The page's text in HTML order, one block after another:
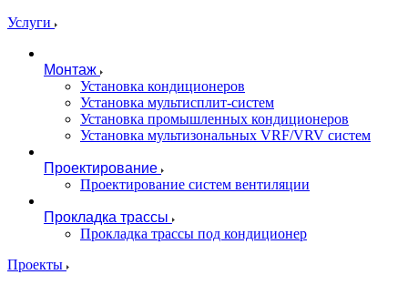
Услуги
Монтаж
Установка кондиционеров
Установка мультисплит-систем
Установка промышленных кондиционеров
Установка мультизональных VRF/VRV систем
Проектирование
Проектирование систем вентиляции
Прокладка трассы
Прокладка трассы под кондиционер
Проекты